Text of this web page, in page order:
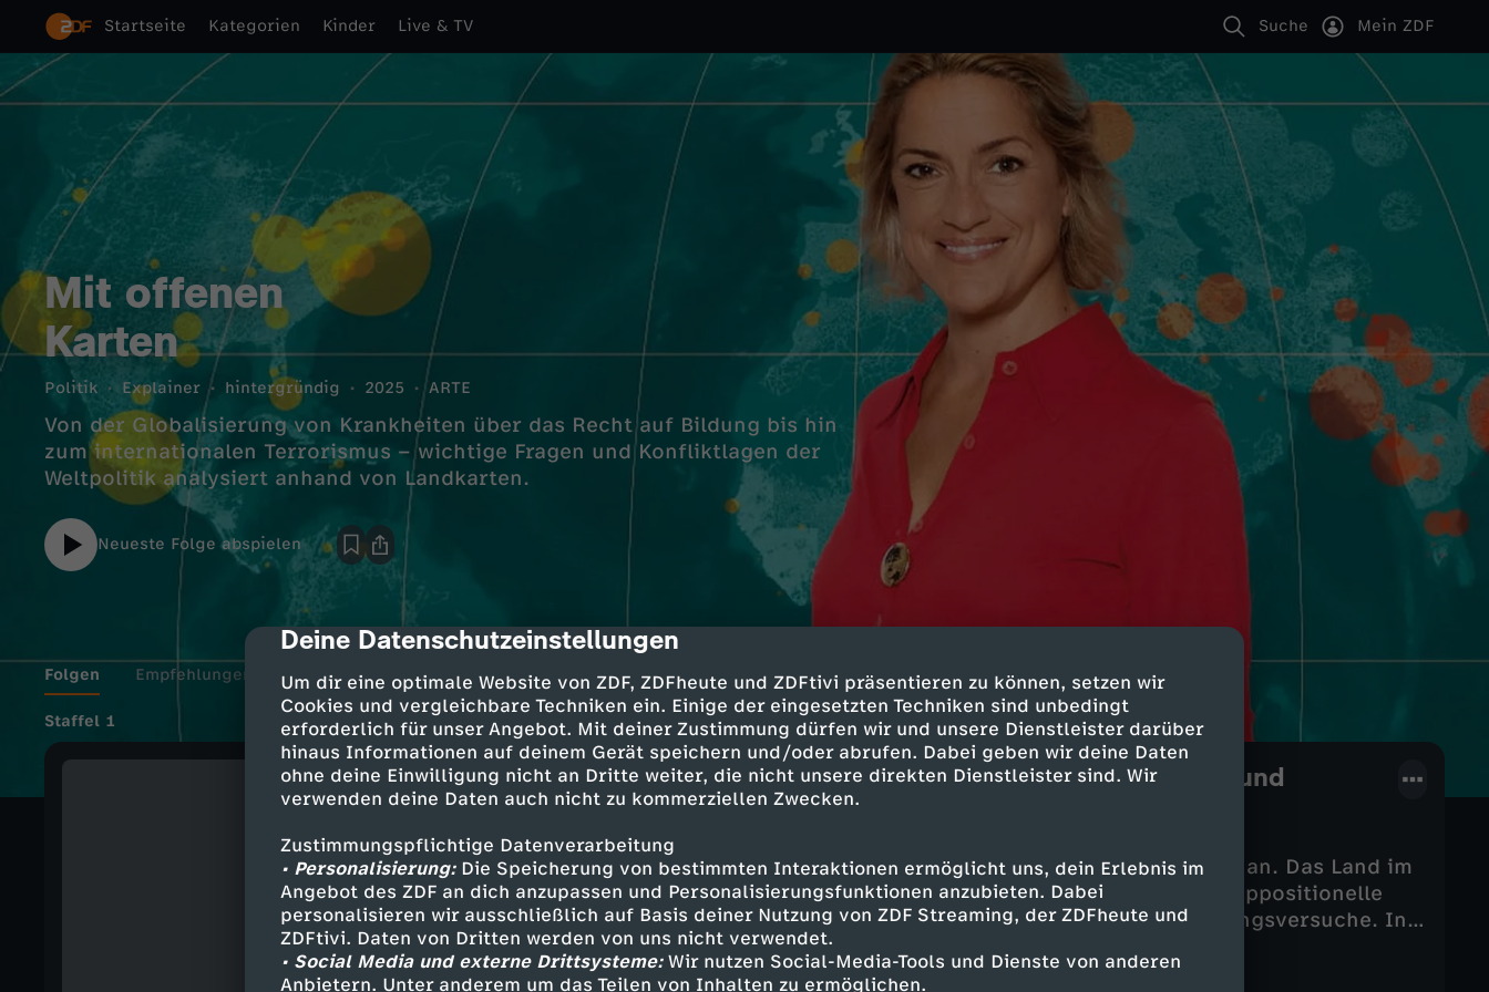
cmp-dialog-description
Deine Datenschutzeinstellungen
Um dir eine optimale Website von ZDF, ZDFheute und ZDFtivi präsentieren zu können, setzen wir
Cookies und vergleichbare Techniken ein. Einige der eingesetzten Techniken sind unbedingt
erforderlich für unser Angebot. Mit deiner Zustimmung dürfen wir und unsere Dienstleister darüber
hinaus Informationen auf deinem Gerät speichern und/oder abrufen. Dabei geben wir deine Daten
ohne deine Einwilligung nicht an Dritte weiter, die nicht unsere direkten Dienstleister sind. Wir
verwenden deine Daten auch nicht zu kommerziellen Zwecken.
Zustimmungspflichtige Datenverarbeitung
• Personalisierung:Die Speicherung von bestimmten Interaktionen ermöglicht uns, dein Erlebnis im
Angebot des ZDF an dich anzupassen und Personalisierungsfunktionen anzubieten. Dabei
personalisieren wir ausschließlich auf Basis deiner Nutzung von ZDF Streaming, der ZDFheute und
ZDFtivi. Daten von Dritten werden von uns nicht verwendet.
• Social Media und externe Drittsysteme:Wir nutzen Social-Media-Tools und Dienste von anderen
Anbietern. Unter anderem um das Teilen von Inhalten zu ermöglichen.
Startseite Kategorien Kinder Live & TV Suche Mein ZDF
Mit offenen
Karten
Politik Explainer hintergründig 2025 ARTE
Von der Globalisierung von Krankheiten über das Recht auf Bildung bis hin
zum internationalen Terrorismus – wichtige Fragen und Konfliktlagen der
Weltpolitik analysiert anhand von Landkarten.
Neueste Folge abspielen
Folgen Empfehlungen Details
Staffel 1
Mit offenen Karten - Aserbaidschan: Fossile Brennstoffe und
Diktatur
13 Min.10.10.2025
In dieser Woche befasst sich "Mit offenen Karten" mit Aserbaidschan. Das Land im
Kaukasus positioniert sich als wichtiger regionaler Akteur. Doch Oppositionelle
werden verfolgt oder inhaftiert und es gibt digitale Destabilisierungsversuche. In
Bergkarabach kam es zu ethnischen Säuberungen. Aufgrund seiner Bodenschätze
ist das Land unter Ilham Alijew jedoch ein wichtiger Partner.